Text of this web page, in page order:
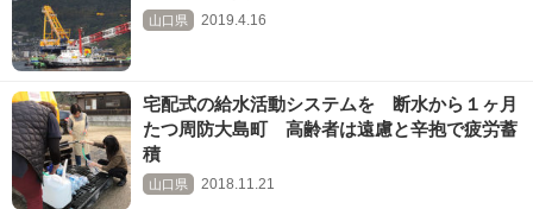
山口県 2019.4.16
宅配式の給水活動システムを 断水から１ヶ月
たつ周防大島町 高齢者は遠慮と辛抱で疲労蓄
積
山口県 2018.11.21